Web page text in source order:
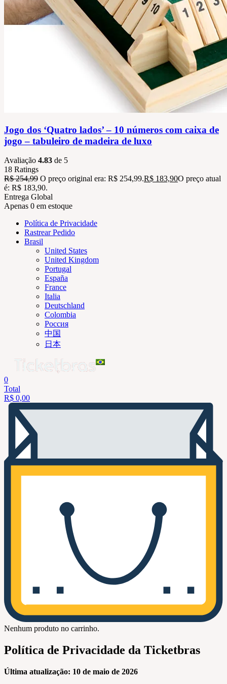
Jogo dos ‘Quatro lados’ – 10 números com caixa de
jogo – tabuleiro de madeira de luxo
Avaliação 4.83 de 5
18 Ratings
R$254,99 O preço original era: R$ 254,99.R$ 183,90O preço atual
é: R$ 183,90.
Entrega Global
Apenas 0 em estoque
Política de Privacidade
Rastrear Pedido
Brasil
United States
United Kingdom
Portugal
España
France
Italia
Deutschland
Colombia
Россия
中国
日本
0
Total
R$ 0,00
Nenhum produto no carrinho.
Política de Privacidade da Ticketbras
Última atualização: 10 de maio de 2026